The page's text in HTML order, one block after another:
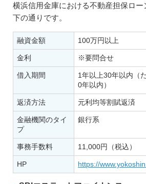
横浜信用金庫における不動産担保ロー
下の通りです。
融資金額 100万円以上
金利 ※要問合せ
借入期間
1年以上30年以内（
0年以内）
返済方法 元利均等割賦返済
金融機関のタイ
プ
銀行系
事務手数料 11,000円（税込）
HP https://